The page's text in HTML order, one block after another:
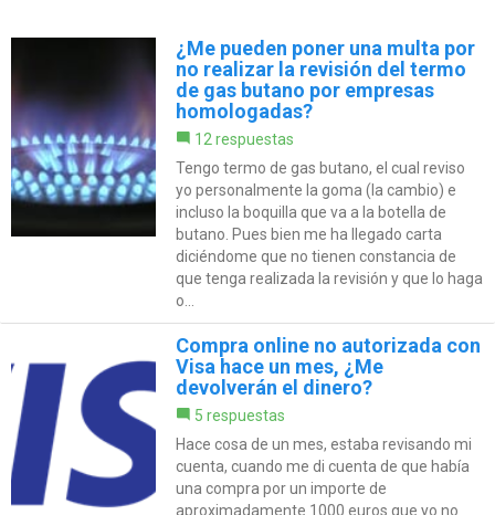
¿Me pueden poner una multa por
no realizar la revisión del termo
de gas butano por empresas
homologadas?
12 respuestas
Tengo termo de gas butano, el cual reviso
yo personalmente la goma (la cambio) e
incluso la boquilla que va a la botella de
butano. Pues bien me ha llegado carta
diciéndome que no tienen constancia de
que tenga realizada la revisión y que lo haga
o...
Compra online no autorizada con
Visa hace un mes, ¿Me
devolverán el dinero?
5 respuestas
Hace cosa de un mes, estaba revisando mi
cuenta, cuando me di cuenta de que había
una compra por un importe de
aproximadamente 1000 euros que yo no